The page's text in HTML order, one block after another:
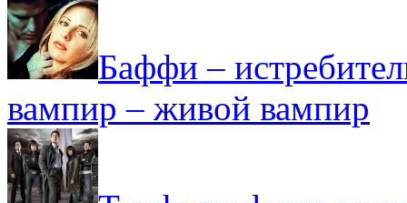
Баффи –
вампир – живой вампир